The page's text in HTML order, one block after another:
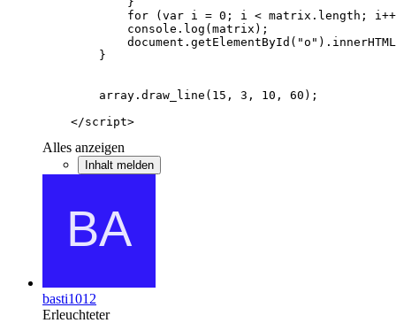
    </script>
Alles anzeigen
Inhalt melden
basti1012
Erleuchteter